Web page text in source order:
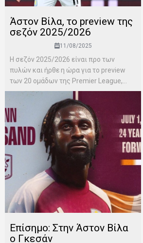
Άστον Βίλα, το preview της
σεζόν 2025/2026
11/08/2025
H σεζόν 2025/2026 είναι προ των
πυλών και ήρθε η ώρα για το preview
των 20 ομάδων της Premier League,...
Επίσημο: Στην Άστον Βίλα
ο Γκεσάν